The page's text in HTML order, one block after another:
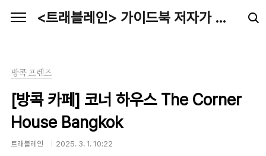
<트래블레인> 가이드북 저자가 전하는 최신 여행정보
방콕 프렌즈
[방콕 카페] 코너 하우스 The Corner
House Bangkok
트래블레인 2025. 3. 1. 10:22